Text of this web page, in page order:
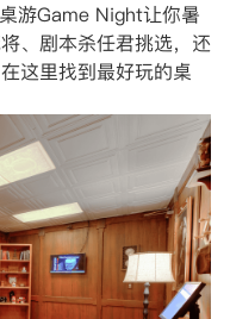
游Game Night让你暑
、剧本杀任君挑选，还
这里找到最好玩的桌